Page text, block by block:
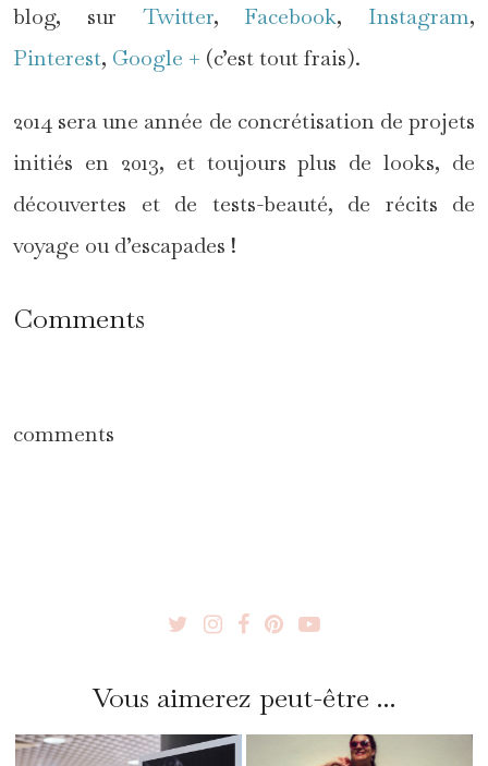
blog, sur Twitter, Facebook, Instagram,
Pinterest, Google + (c’est tout frais).
2014 sera une année de concrétisation de projets
initiés en 2013, et toujours plus de looks, de
découvertes et de tests-beauté, de récits de
voyage ou d’escapades !
Comments
comments
Vous aimerez peut-être ...